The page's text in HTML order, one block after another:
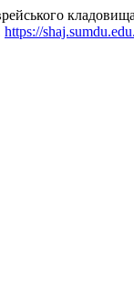
https://